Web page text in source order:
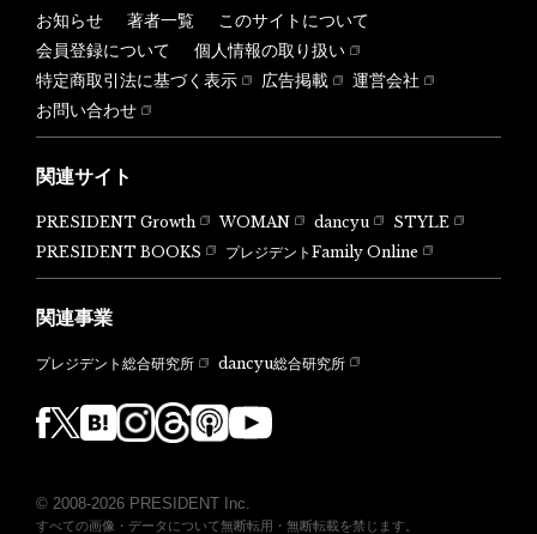
お知らせ 著者一覧
このサイトについて
会員登録について
個人情報の取り扱い
特定商取引法に基づく表示
広告掲載
運営会社
お問い合わせ
関連サイト
PRESIDENT Growth WOMAN dancyu
STYLE
PRESIDENT BOOKS
プレジデントFamily Online
関連事業
プレジデント総合研究所 dancyu総合研究所
© 2008-2026 PRESIDENT Inc.
すべての画像・データについて無断転用・無断転載を禁じます。